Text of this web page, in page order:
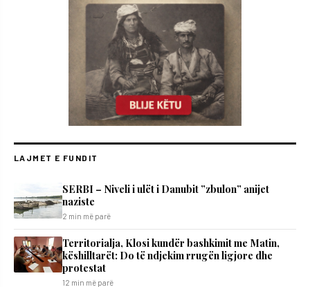
LAJMET E FUNDIT
SERBI – Niveli i ulët i Danubit ”zbulon” anijet
naziste
2 min më parë
Territorialja, Klosi kundër bashkimit me Matin,
këshilltarët: Do të ndjekim rrugën ligjore dhe
protestat
12 min më parë